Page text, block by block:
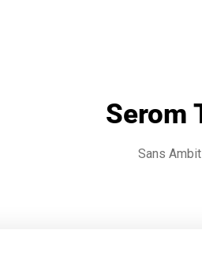
Serom
Sans